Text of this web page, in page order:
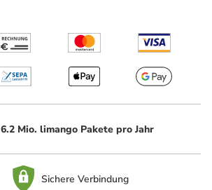
6.2 Mio. limango Pakete pro Jahr
Sichere Verbindung